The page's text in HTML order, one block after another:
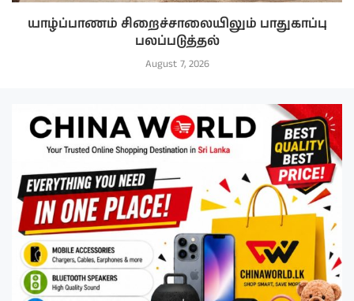
யாழ்ப்பாணம் சிறைச்சாலையிலும் பாதுகாப்பு
பலப்படுத்தல்
August 7, 2026